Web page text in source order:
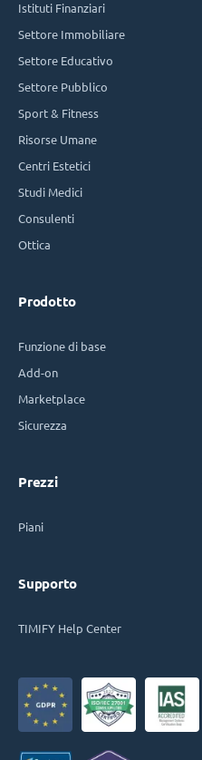
Istituti Finanziari
Settore Immobiliare
Settore Educativo
Settore Pubblico
Sport & Fitness
Risorse Umane
Centri Estetici
Studi Medici
Consulenti
Ottica
Prodotto
Funzione di base
Add-on
Marketplace
Sicurezza
Prezzi
Piani
Supporto
TIMIFY Help Center